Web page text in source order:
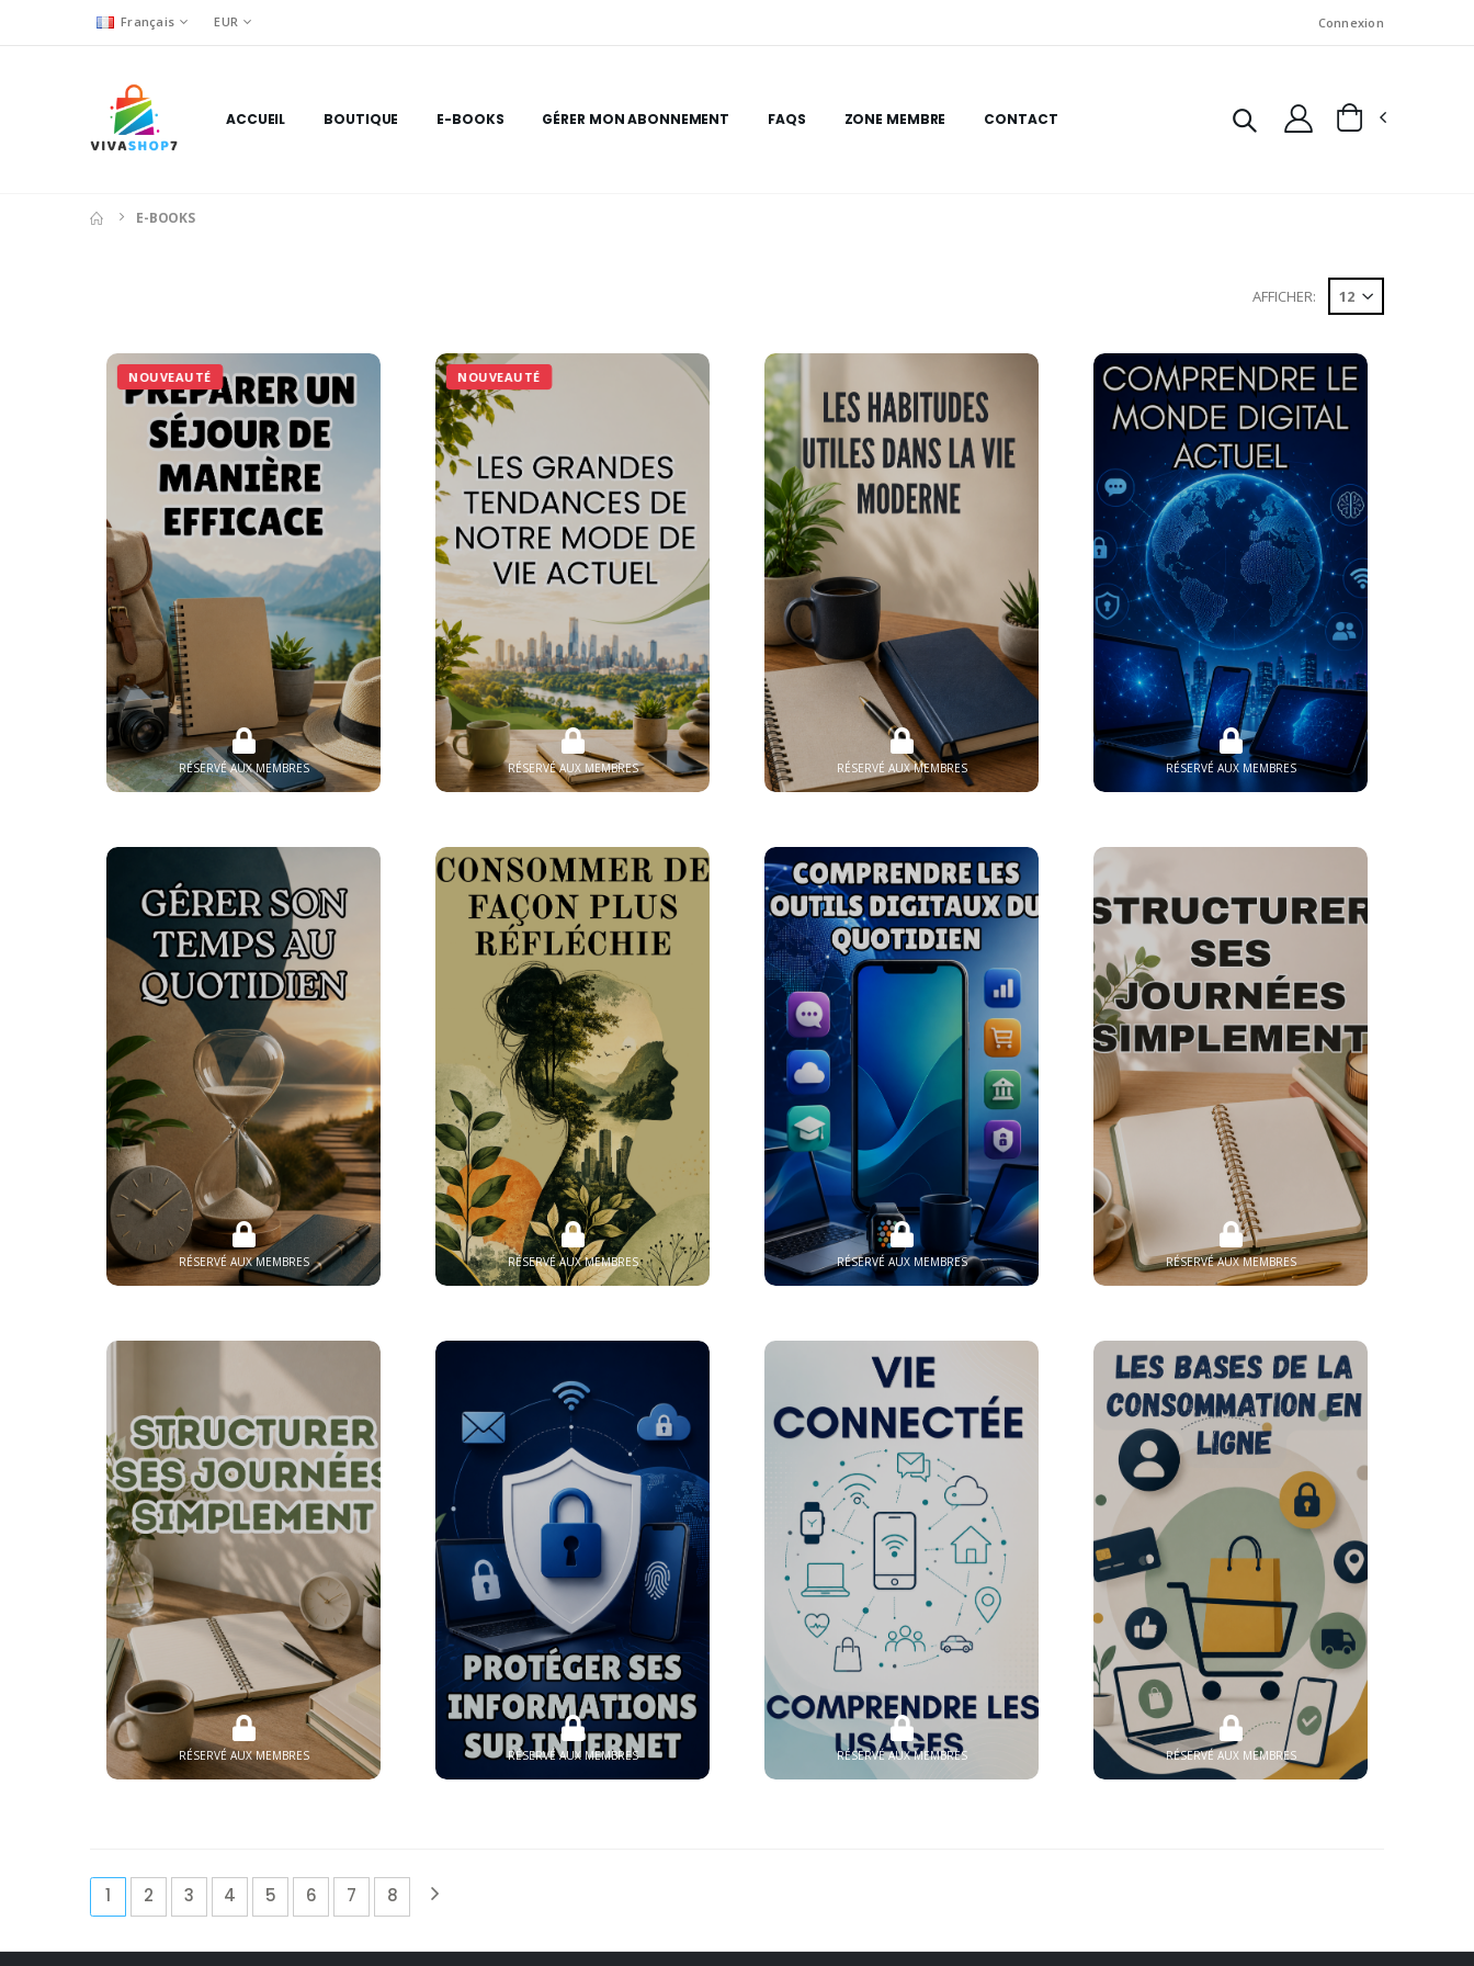
Français EUR Connexion
ACCUEIL BOUTIQUE E-BOOKS GÉRER MON ABONNEMENT FAQS ZONE MEMBRE CONTACT
E-BOOKS
AFFICHER:
NOUVEAUTÉ
RÉSERVÉ AUX MEMBRES
NOUVEAUTÉ
RÉSERVÉ AUX MEMBRES RÉSERVÉ AUX MEMBRES RÉSERVÉ AUX MEMBRES
RÉSERVÉ AUX MEMBRES RÉSERVÉ AUX MEMBRES RÉSERVÉ AUX MEMBRES RÉSERVÉ AUX MEMBRES
RÉSERVÉ AUX MEMBRES RÉSERVÉ AUX MEMBRES RÉSERVÉ AUX MEMBRES RÉSERVÉ AUX MEMBRES
1 (current)
2 3 4 5 6 7 8